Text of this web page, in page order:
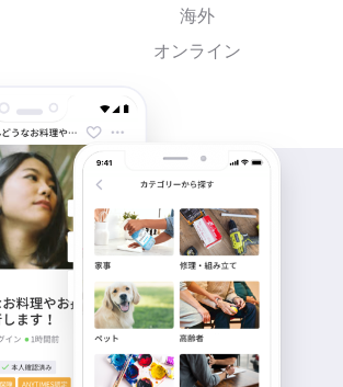
海外
オンライン